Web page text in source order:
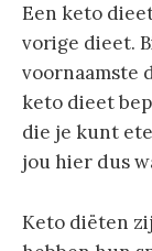
Een keto
vorige dieet.
voornaamste
keto dieet
die je kunt
jou hier dus
Keto diëten